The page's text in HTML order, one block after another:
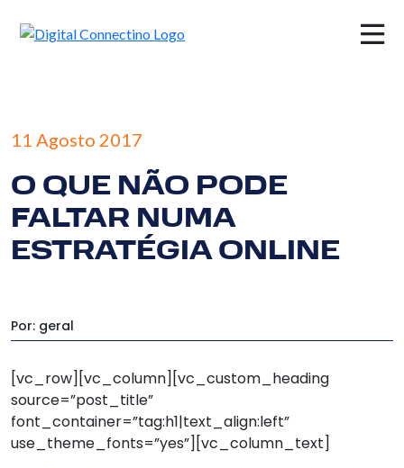
×
11 Agosto 2017
O QUE NÃO PODE
FALTAR NUMA
ESTRATÉGIA ONLINE
Por: geral
[vc_row][vc_column][vc_custom_heading
source=”post_title”
font_container=”tag:h1|text_align:left”
use_theme_fonts=”yes”][vc_column_text]